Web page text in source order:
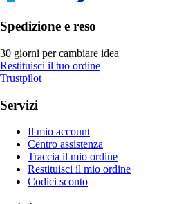
Spedizione e reso
30 giorni per cambiare idea
Restituisci il tuo ordine
Trustpilot
Servizi
Il mio account
Centro assistenza
Traccia il mio ordine
Restituisci il mio ordine
Codici sconto